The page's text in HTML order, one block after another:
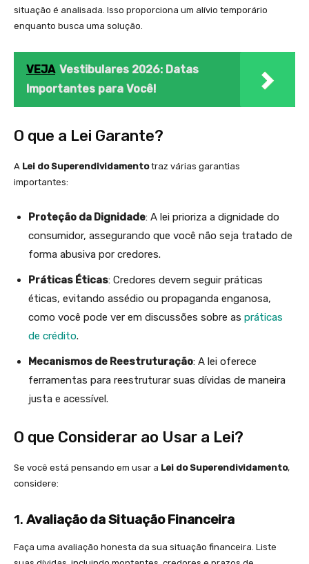
situação é analisada. Isso proporciona um alívio temporário
enquanto busca uma solução.
VEJA Vestibulares 2026: Datas
Importantes para Você!
O que a Lei Garante?
A Lei do Superendividamentotraz várias garantias
importantes:
Proteção da Dignidade: A lei prioriza a dignidade do
consumidor, assegurando que você não seja tratado de
forma abusiva por credores.
Práticas Éticas: Credores devem seguir práticas
éticas, evitando assédio ou propaganda enganosa,
como você pode ver em discussões sobre as práticas
de crédito.
Mecanismos de Reestruturação: A lei oferece
ferramentas para reestruturar suas dívidas de maneira
justa e acessível.
O que Considerar ao Usar a Lei?
Se você está pensando em usar a Lei do Superendividamento,
considere:
1. Avaliação da Situação Financeira
Faça uma avaliação honesta da sua situação financeira. Liste